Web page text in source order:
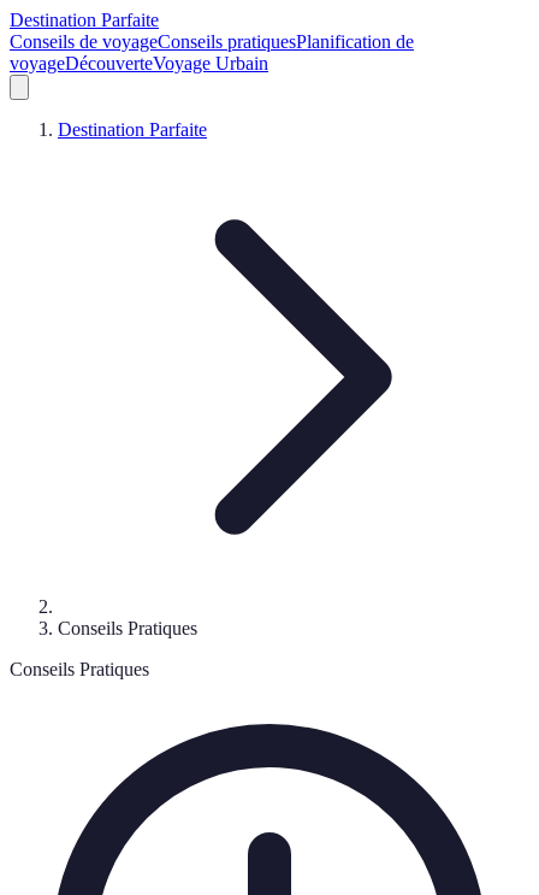
Destination Parfaite
Conseils de voyageConseils pratiquesPlanification de
voyageDécouverteVoyage Urbain
Destination Parfaite
Conseils Pratiques
Conseils Pratiques